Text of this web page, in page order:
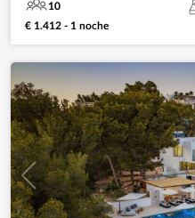
10
€ 1.412 - 1 noche